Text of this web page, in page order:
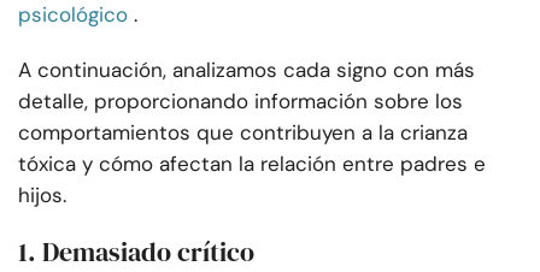
psicológico .
A continuación, analizamos cada signo con más
detalle, proporcionando información sobre los
comportamientos que contribuyen a la crianza
tóxica y cómo afectan la relación entre padres e
hijos.
1. Demasiado crítico